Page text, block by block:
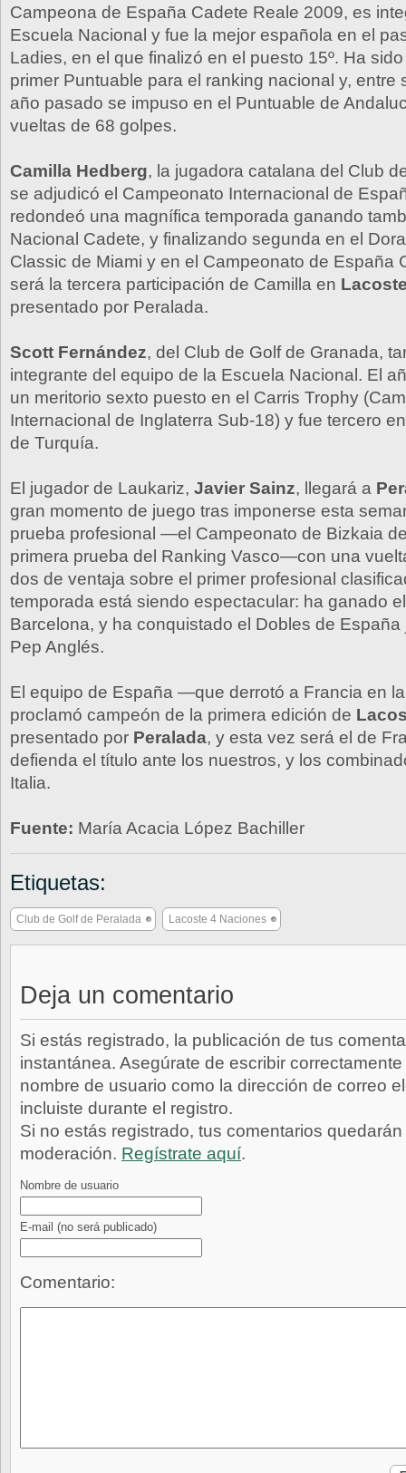
Campeona de España Cadete Reale 2009, es
Escuela Nacional y fue la mejor española en el
Ladies, en el que finalizó en el puesto 15º. Ha
primer Puntuable para el ranking nacional y, entre
año pasado se impuso en el Puntuable de
vueltas de 68 golpes.
Camilla Hedberg, la jugadora catalana del Club
se adjudicó el Campeonato Internacional de
redondeó una magnífica temporada ganando
Nacional Cadete, y finalizando segunda en el
Classic de Miami y en el Campeonato de España
será la tercera participación de Camilla en
presentado por Peralada.
Scott Fernández, del Club de Golf de Granada,
integrante del equipo de la Escuela Nacional. El
un meritorio sexto puesto en el Carris Trophy
Internacional de Inglaterra Sub-18) y fue tercero
de Turquía.
El jugador de Laukariz, Javier Sainz, llegará a
gran momento de juego tras imponerse esta
prueba profesional —el Campeonato de Bizkaia
primera prueba del Ranking Vasco—con una
dos de ventaja sobre el primer profesional
temporada está siendo espectacular: ha ganado
Barcelona, y ha conquistado el Dobles de
Pep Anglés.
El equipo de España —que derrotó a Francia en
proclamó campeón de la primera edición de
presentado por Peralada, y esta vez será el de
defienda el título ante los nuestros, y los
Italia.
Fuente: María Acacia López Bachiller
Etiquetas:
Club de Golf de Peralada Lacoste 4 Naciones
Deja un comentario
Si estás registrado, la publicación de tus
instantánea. Asegúrate de escribir
nombre de usuario como la dirección de correo
incluiste durante el registro.
Si no estás registrado, tus comentarios
moderación. Regístrate aquí.
Nombre de usuario
E-mail (no será publicado)
Comentario: